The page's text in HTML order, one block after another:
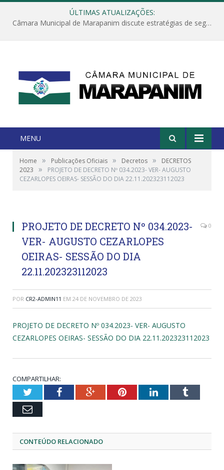
ÚLTIMAS ATUALIZAÇÕES:
Câmara Municipal de Marapanim discute estratégias de segurança com autoridades e poder executivo
MENU
Home » Publicações Oficiais » Decretos »
DECRETOS
2023
»
PROJETO DE DECRETO Nº 034.2023- VER- AUGUSTO
CEZARLOPES OEIRAS- SESSÃO DO DIA 22.11.202323112023
PROJETO DE DECRETO Nº 034.2023-
VER- AUGUSTO CEZARLOPES
OEIRAS- SESSÃO DO DIA
22.11.202323112023
0
POR CR2-ADMIN11 EM 24 DE NOVEMBRO DE 2023
PROJETO DE DECRETO Nº 034.2023- VER- AUGUSTO
CEZARLOPES OEIRAS- SESSÃO DO DIA 22.11.202323112023
COMPARTILHAR:
TwitterFacebookGoogle+PinterestLinkedInTumblr
Email
CONTEÚDO RELACIONADO